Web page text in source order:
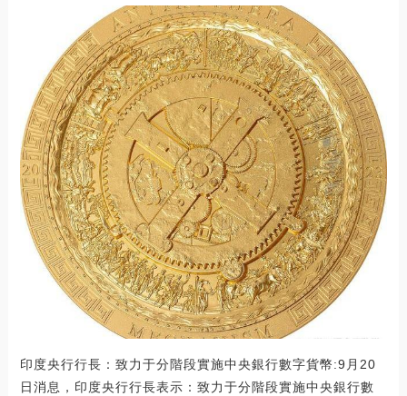
印度央行行長：致力于分階段實施中央銀行數字貨幣:9月20
日消息，印度央行行長表示：致力于分階段實施中央銀行數